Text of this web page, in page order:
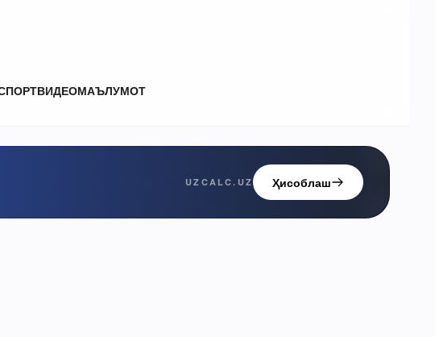
ВИДЕОМАЪЛУМОТ
UZCALC.UZ Ҳисоблаш